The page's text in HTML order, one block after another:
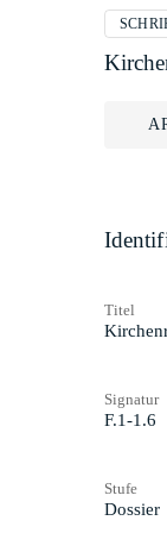
Titel
Signatur
F.1-1.6
Stufe
Dossier